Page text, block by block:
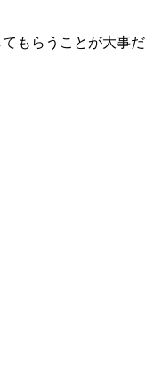
もらうことが大事だ